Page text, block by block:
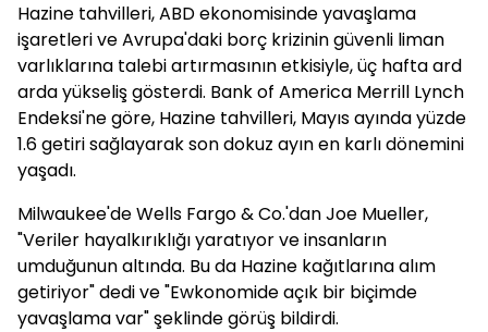
Hazine tahvilleri, ABD ekonomisinde yavaşlama
işaretleri ve Avrupa'daki borç krizinin güvenli liman
varlıklarına talebi artırmasının etkisiyle, üç hafta ard
arda yükseliş gösterdi. Bank of America Merrill Lynch
Endeksi'ne göre, Hazine tahvilleri, Mayıs ayında yüzde
1.6 getiri sağlayarak son dokuz ayın en karlı dönemini
yaşadı.
Milwaukee'de Wells Fargo & Co.'dan Joe Mueller,
"Veriler hayalkırıklığı yaratıyor ve insanların
umduğunun altında. Bu da Hazine kağıtlarına alım
getiriyor" dedi ve "Ewkonomide açık bir biçimde
yavaşlama var" şeklinde görüş bildirdi.